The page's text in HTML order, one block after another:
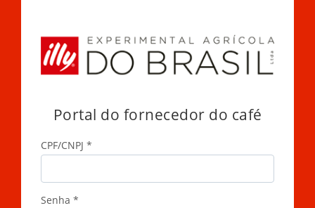
Portal do fornecedor do café
CPF/CNPJ *
Senha *